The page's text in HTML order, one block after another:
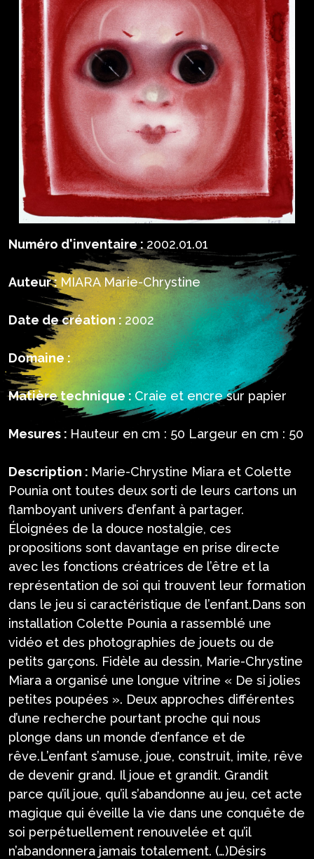
Numéro d'inventaire : 2002.01.01
Auteur : MIARA Marie-Chrystine
Date de création : 2002
Domaine :
Matière technique : Craie et encre sur papier
Mesures : Hauteur en cm : 50 Largeur en cm : 50
Description : Marie-Chrystine Miara et Colette
Pounia ont toutes deux sorti de leurs cartons un
flamboyant univers d’enfant à partager.
Éloignées de la douce nostalgie, ces
propositions sont davantage en prise directe
avec les fonctions créatrices de l’être et la
représentation de soi qui trouvent leur formation
dans le jeu si caractéristique de l’enfant.Dans son
installation Colette Pounia a rassemblé une
vidéo et des photographies de jouets ou de
petits garçons. Fidèle au dessin, Marie-Chrystine
Miara a organisé une longue vitrine « De si jolies
petites poupées ». Deux approches différentes
d’une recherche pourtant proche qui nous
plonge dans un monde d’enfance et de
rêve.L’enfant s’amuse, joue, construit, imite, rêve
de devenir grand. Il joue et grandit. Grandit
parce qu’il joue, qu’il s’abandonne au jeu, cet acte
magique qui éveille la vie dans une conquête de
soi perpétuellement renouvelée et qu’il
n’abandonnera jamais totalement. (…)Désirs